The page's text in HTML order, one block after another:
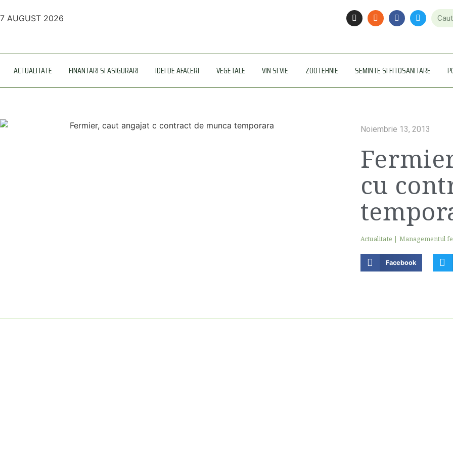
7 AUGUST 2026
ACTUALITATE FINANTARI SI ASIGURARI IDEI DE AFACERI VEGETALE VIN SI VIE ZOOTEHNIE SEMINTE SI FITOSANITARE
Noiembrie 13, 2013
cu
Actualitate | Managementul
Facebook